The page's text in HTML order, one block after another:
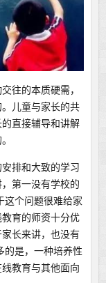
往的本质硬需，
儿童与家长的共
直接辅导和讲解
排和大致的学习
第一没有学校的
这个问题很难给家
育的师资十分优
长来讲，也没有
的是，一种培养性
教育与其他面向